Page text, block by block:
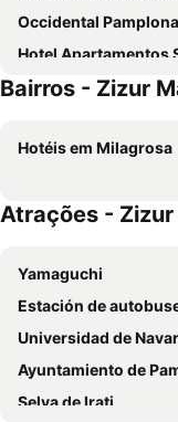
Occidental Pamplona
Hotel Apartamentos San
Micampus Pamplona
Exe Zizur Pamplona
Hotel Albret
Hotel Pompaelo Plaza del
Hotel Castillo de
Hotel Burlada
Hotel MET Pamplona
Hotel Europa
Bairros - Zizur
Hotéis em Milagrosa
Atrações -
Yamaguchi
Estación de
Universidad de
Ayuntamiento de
Selva de Irati